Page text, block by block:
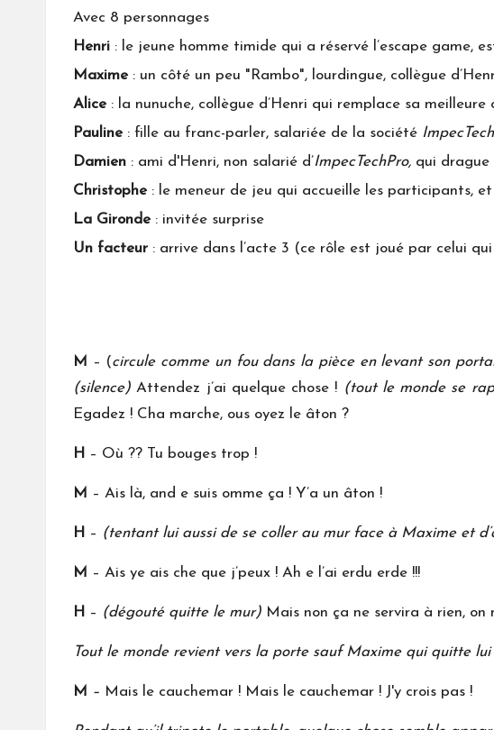
Avec 8 personnages
Henri : le jeune homme timide qui a réservé l’escape game,
Maxime : un côté un peu "Rambo", lourdingue, collègue
Alice : la nunuche, collègue d’Henri qui remplace sa
Pauline : fille au franc-parler, salariée de la société
Damien : ami d'Henri, non salarié d’ImpecTechPro, qui drague
Christophe : le meneur de jeu qui accueille les participants,
La Gironde : invitée surprise
Un facteur : arrive dans l’acte 3 (ce rôle est joué par celui
M – (circule comme un fou dans la pièce en levant son
(silence) Attendez j’ai quelque chose ! (tout le monde se
Egadez ! Cha marche, ous oyez le âton ?
H – Où ?? Tu bouges trop !
M – Ais là, and e suis omme ça ! Y’a un âton !
H – (tentant lui aussi de se coller au mur face à Maxime et
M – Ais ye ais che que j’peux ! Ah e l’ai erdu erde !!!
H – (dégouté quitte le mur) Mais non ça ne servira à rien,
Tout le monde revient vers la porte sauf Maxime qui quitte
M – Mais le cauchemar ! Mais le cauchemar ! J'y crois pas !